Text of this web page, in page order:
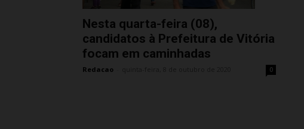
Nesta quarta-feira (08),
candidatos à Prefeitura de Vitória
focam em caminhadas
Redacao 0